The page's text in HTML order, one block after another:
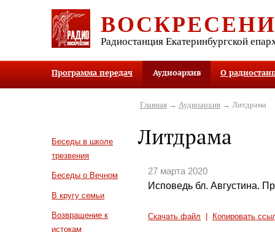
Радиостанция Екатеринбургской
Программа передач Аудиоархив О
Беседы в школе
трезвения
Беседы о Вечном
В кругу семьи
Возвращение к
истокам
Главная→ Аудиоархив→ Литдрама
Литдрама
27 марта 2020
Исповедь бл. Августина.
Скачать файл Копировать